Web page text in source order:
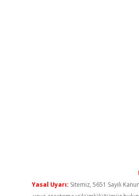
Yasal Uyarı: Sitemiz, 5651 Sayılı